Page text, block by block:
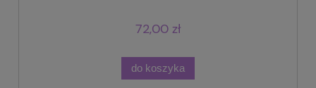
72,00 zł
do koszyka